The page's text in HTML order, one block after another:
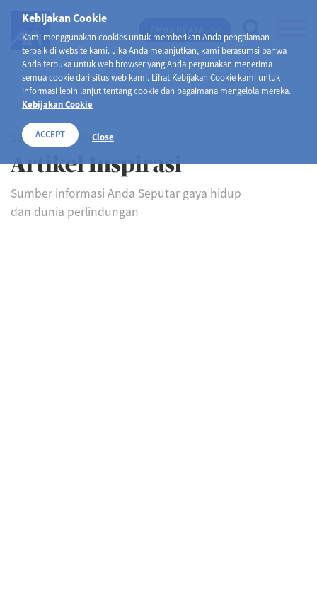
Kebijakan Cookie
Kami menggunakan cookies untuk memberikan Anda pengalaman
terbaik di website kami. Jika Anda melanjutkan, kami berasumsi bahwa
Anda terbuka untuk web browser yang Anda pergunakan menerima
semua cookie dari situs web kami. Lihat Kebijakan Cookie kami untuk
informasi lebih lanjut tentang cookie dan bagaimana mengelola mereka.
Kebijakan Cookie
ACCEPT Close
SELAMAT DATANG DI
Artikel Inspirasi
Sumber informasi Anda Seputar gaya hidup
dan dunia perlindungan